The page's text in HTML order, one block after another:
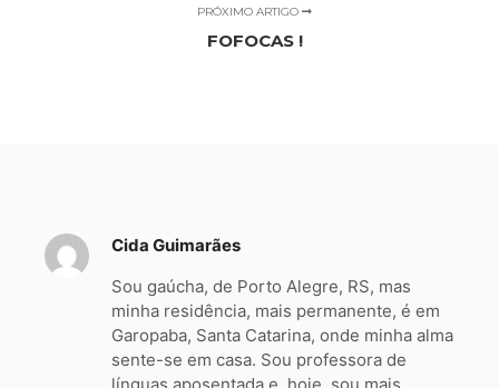
PRÓXIMO ARTIGO
FOFOCAS !
Cida Guimarães
Sou gaúcha, de Porto Alegre, RS, mas
minha residência, mais permanente, é em
Garopaba, Santa Catarina, onde minha alma
sente-se em casa. Sou professora de